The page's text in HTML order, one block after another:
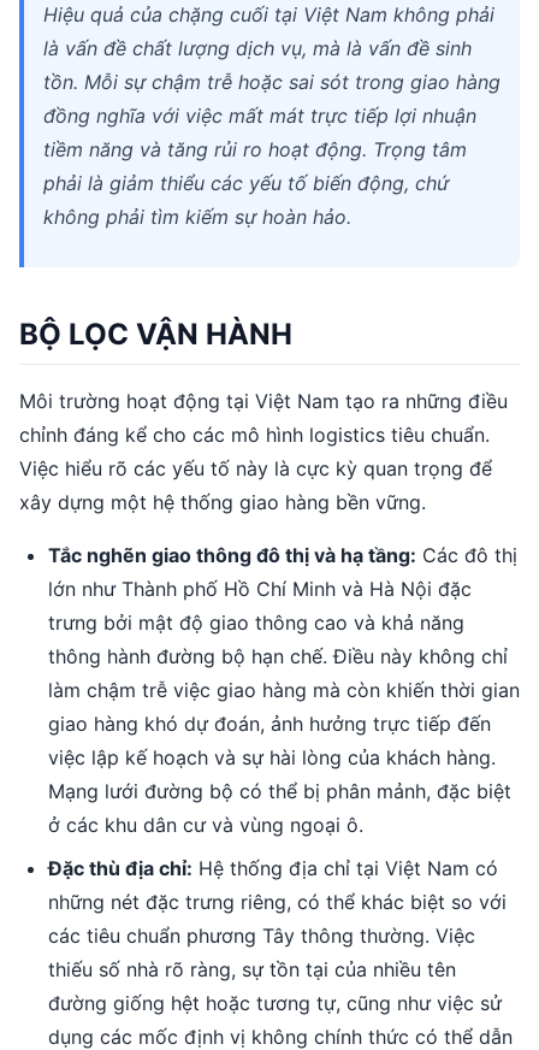
Hiệu quả của chặng cuối tại Việt Nam không phải
là vấn đề chất lượng dịch vụ, mà là vấn đề sinh
tồn. Mỗi sự chậm trễ hoặc sai sót trong giao hàng
đồng nghĩa với việc mất mát trực tiếp lợi nhuận
tiềm năng và tăng rủi ro hoạt động. Trọng tâm
phải là giảm thiểu các yếu tố biến động, chứ
không phải tìm kiếm sự hoàn hảo.
BỘ LỌC VẬN HÀNH
Môi trường hoạt động tại Việt Nam tạo ra những điều
chỉnh đáng kể cho các mô hình logistics tiêu chuẩn.
Việc hiểu rõ các yếu tố này là cực kỳ quan trọng để
xây dựng một hệ thống giao hàng bền vững.
Tắc nghẽn giao thông đô thị và hạ tầng: Các đô thị
lớn như Thành phố Hồ Chí Minh và Hà Nội đặc
trưng bởi mật độ giao thông cao và khả năng
thông hành đường bộ hạn chế. Điều này không chỉ
làm chậm trễ việc giao hàng mà còn khiến thời gian
giao hàng khó dự đoán, ảnh hưởng trực tiếp đến
việc lập kế hoạch và sự hài lòng của khách hàng.
Mạng lưới đường bộ có thể bị phân mảnh, đặc biệt
ở các khu dân cư và vùng ngoại ô.
Đặc thù địa chỉ: Hệ thống địa chỉ tại Việt Nam có
những nét đặc trưng riêng, có thể khác biệt so với
các tiêu chuẩn phương Tây thông thường. Việc
thiếu số nhà rõ ràng, sự tồn tại của nhiều tên
đường giống hệt hoặc tương tự, cũng như việc sử
dụng các mốc định vị không chính thức có thể dẫn